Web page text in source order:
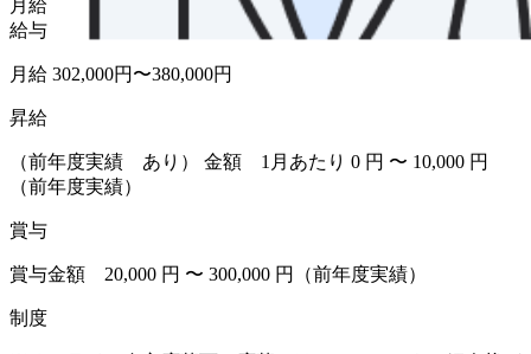
月給
給与
月給 302,000円〜380,000円
昇給
（前年度実績 あり） 金額 1月あたり 0 円 〜 10,000 円
（前年度実績）
賞与
賞与金額 20,000 円 〜 300,000 円（前年度実績）
制度